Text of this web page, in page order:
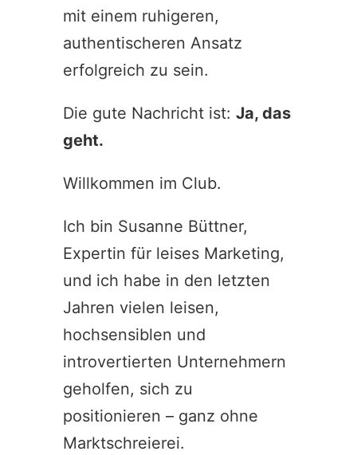
mit einem ruhigeren,
authentischeren Ansatz
erfolgreich zu sein.
Die gute Nachricht ist: Ja, das
geht.
Willkommen im Club.
Ich bin Susanne Büttner,
Expertin für leises Marketing,
und ich habe in den letzten
Jahren vielen leisen,
hochsensiblen und
introvertierten Unternehmern
geholfen, sich zu
positionieren – ganz ohne
Marktschreierei.